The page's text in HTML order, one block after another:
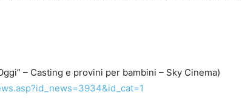
– Casting e provini per bambini – Sky Cinema)